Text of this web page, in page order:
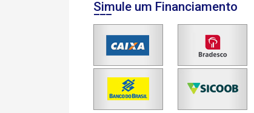
Simule um Financiamento